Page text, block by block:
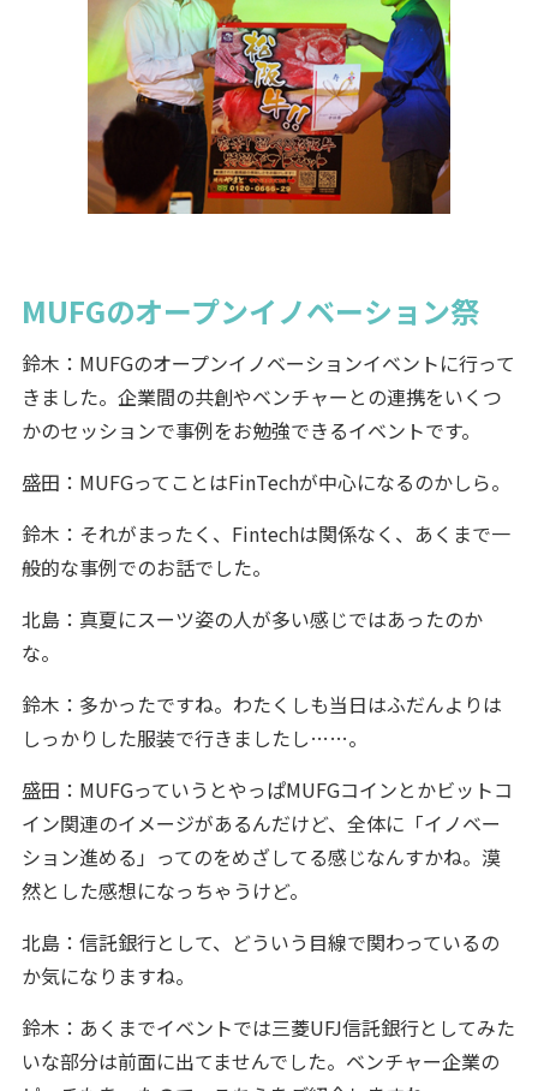
MUFGのオープンイノベーション祭
鈴木：MUFGのオープンイノベーションイベントに行って
きました。企業間の共創やベンチャーとの連携をいくつ
かのセッションで事例をお勉強できるイベントです。
盛田：MUFGってことはFinTechが中心になるのかしら。
鈴木：それがまったく、Fintechは関係なく、あくまで一
般的な事例でのお話でした。
北島：真夏にスーツ姿の人が多い感じではあったのか
な。
鈴木：多かったですね。わたくしも当日はふだんよりは
しっかりした服装で行きましたし……。
盛田：MUFGっていうとやっぱMUFGコインとかビットコ
イン関連のイメージがあるんだけど、全体に「イノベー
ション進める」ってのをめざしてる感じなんすかね。漠
然とした感想になっちゃうけど。
北島：信託銀行として、どういう目線で関わっているの
か気になりますね。
鈴木：あくまでイベントでは三菱UFJ信託銀行としてみた
いな部分は前面に出てませんでした。ベンチャー企業の